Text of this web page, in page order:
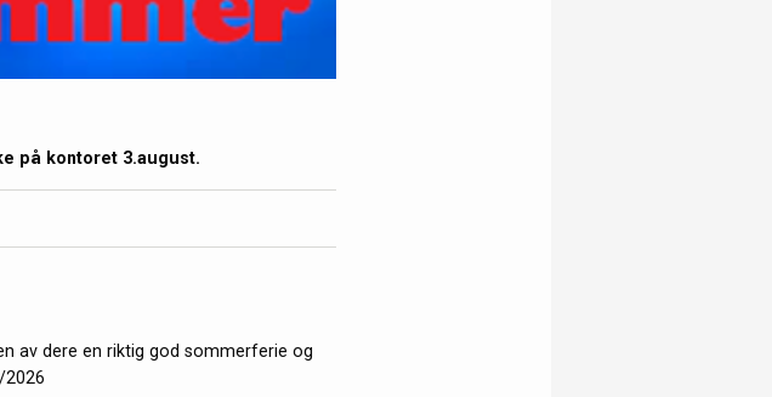
på kontoret 3.august.
av dere en riktig god sommerferie og
2026